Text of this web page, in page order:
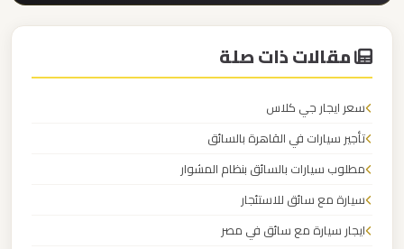
مقالات ذات صلة
سعر ايجار جي كلاس
تأجير سيارات في القاهرة بالسائق
مطلوب سيارات بالسائق بنظام المشوار
سيارة مع سائق للاستئجار
ايجار سيارة مع سائق في مصر
ليموزين
مطار
القاهرة
ليموزين
الغردقة
ليموزين